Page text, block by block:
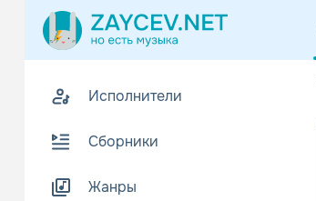
Исполнители
Сборники
Жанры